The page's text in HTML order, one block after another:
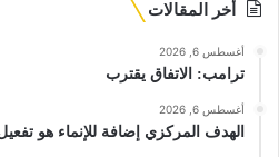
أخر المقالات
أغسطس 6, 2026
ترامب: الاتفاق يقترب
أغسطس 6, 2026
الهدف المركزي إضافة للإنماء هو